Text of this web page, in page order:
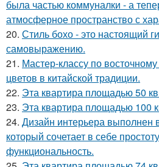
была частью коммуналки - а
атмосферное пространство с
20. Стиль бохо - это настоящий
самовыражению.
21. Мастер-классу по
цветов в китайской традиции.
22. Эта квартира площадью 50
23. Эта квартира площадью 100
24. Дизайн интерьера выполнен
который сочетает в себе
функциональность.